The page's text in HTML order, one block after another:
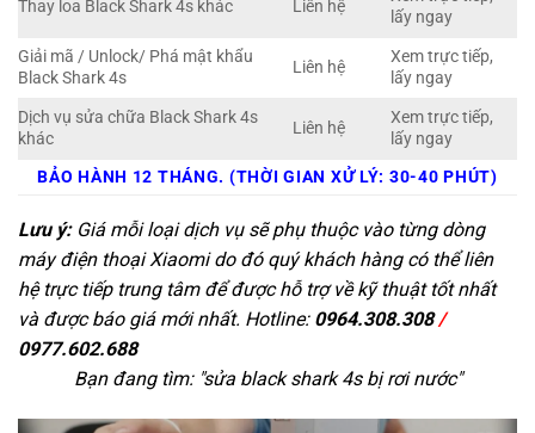
Thay loa Black Shark 4s khác Liên hệ
lấy ngay
Giải mã / Unlock/ Phá mật khẩu
Black Shark 4s
Liên hệ
Xem trực tiếp,
lấy ngay
Dịch vụ sửa chữa Black Shark 4s
khác
Liên hệ
Xem trực tiếp,
lấy ngay
BẢO HÀNH 12 THÁNG. (THỜI GIAN XỬ LÝ: 30-40 PHÚT)
Lưu ý:Giá mỗi loại dịch vụ sẽ phụ thuộc vào từng dòng
máy điện thoại Xiaomi do đó quý khách hàng có thể liên
hệ trực tiếp trung tâm để được hỗ trợ về kỹ thuật tốt nhất
và được báo giá mới nhất. Hotline: 0964.308.308/
0977.602.688
Bạn đang tìm: "sửa black shark 4s bị rơi nước"